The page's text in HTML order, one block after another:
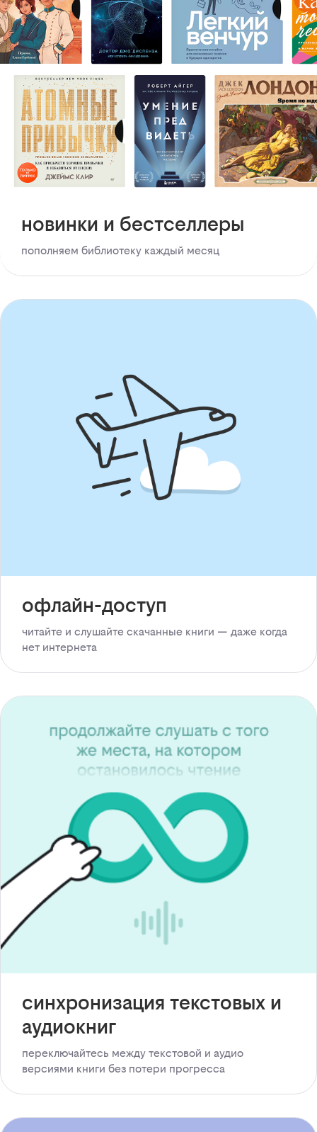
новинки и бестселлеры
пополняем библиотеку каждый месяц
офлайн-доступ
читайте и слушайте скачанные книги — даже когда
нет интернета
синхронизация текстовых и
аудиокниг
переключайтесь между текстовой и аудио
версиями книги без потери прогресса